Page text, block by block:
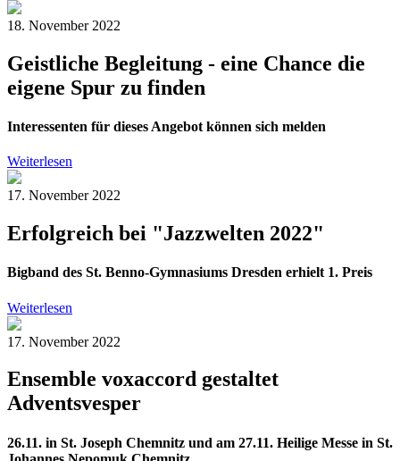
18. November 2022
Geistliche Begleitung - eine Chance die
eigene Spur zu finden
Interessenten für dieses Angebot können sich melden
Weiterlesen
17. November 2022
Erfolgreich bei "Jazzwelten 2022"
Bigband des St. Benno-Gymnasiums Dresden erhielt 1. Preis
Weiterlesen
17. November 2022
Ensemble voxaccord gestaltet
Adventsvesper
26.11. in St. Joseph Chemnitz und am 27.11. Heilige Messe in St.